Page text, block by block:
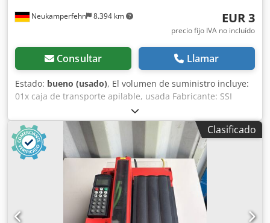
Neukamperfehn 8.394 km EUR 3
precio fijo IVA no incluído
Consultar Llamar
Estado: bueno (usado), El volumen de suministro incluye:
01x caja de transporte apilable, usada Fabricante: SSI
Schäfer tipo: 14/6-4 diseño: asa empotrada en ambos
lados color: azul Material: polipropileno Dimensiones
exteriores LxAxA: 210x150x123mm Dimensiones interiores
LxAxA: 190x123mm Altura útil en pila: 110 mm Capacidad:
2,50 litros Apilable: sí Peso | unidad: 0,266 kg Dcedpfxjpiur
As Apysk Observación: Se trata de cajas de transporte
apilables usadas. Pueden presentar arañazos, suciedad y
defectos de color. pueden presentar defectos de color.
Campo de aplicación: Las cajas de transporte apilables son
Clasificado